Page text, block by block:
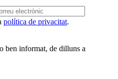
política de privacitat.
ben informat, de dilluns a